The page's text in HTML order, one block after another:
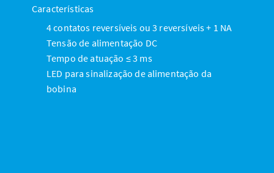
Características
4 contatos reversíveis ou 3 reversíveis + 1 NA
Tensão de alimentação DC
Tempo de atuação ≤ 3 ms
LED para sinalização de alimentação da
bobina